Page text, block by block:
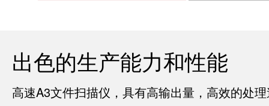
出色的生产能力和性能
高速A3文件扫描仪，具有高输出量，高效的处